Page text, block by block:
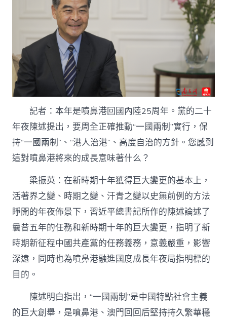
記者：本年是噴鼻港回國內陸25周年。黨的二十
年夜陳述提出，要周全正確推動“一國兩制”實行，保
持“一國兩制”、“港人治港”、高度自治的方針。您感到
這對噴鼻港將來的成長意味著什么？
梁振英：在新時期十年獲得巨大變更的基本上，
活著界之變、時期之變、汗青之變以史無前例的方法
睜開的年夜佈景下，習近平總書記所作的陳述論述了
曩昔五年的任務和新時期十年的巨大變更，指明了新
時期新征程中國共產黨的任務義務，意義嚴重，影響
深遠，同時也為噴鼻港融進國度成長年夜局指明標的
目的。
陳述明白指出，“一國兩制”是中國特點社會主義
的巨大創舉，是噴鼻港、澳門回回后堅持持久繁華穩